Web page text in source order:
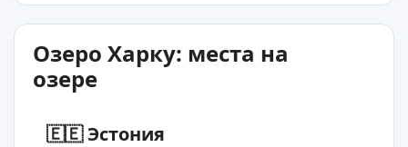
Озеро Харку: места на
озере
🇪🇪 Эстония